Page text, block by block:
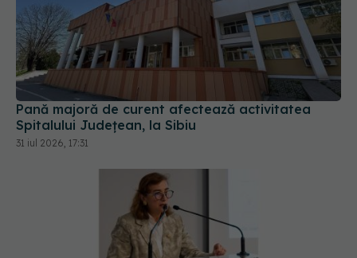
Pană majoră de curent afectează activitatea
Spitalului Județean, la Sibiu
31 iul 2026, 17:31